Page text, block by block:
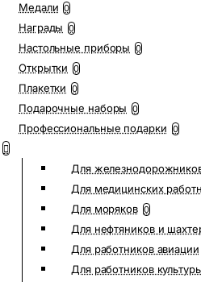
Медали 0
Награды 0
Настольные приборы 0
Открытки 0
Плакетки 0
Подарочные наборы 0
Профессиональные подарки 0
Для
Для медицинских
Для моряков 0
Для нефтяников и
Для работников авиации
Для работников